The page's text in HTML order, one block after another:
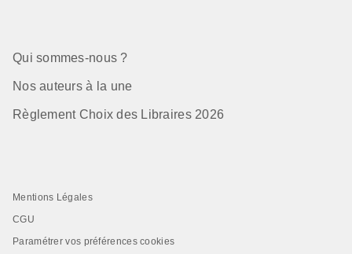
Qui sommes-nous ?
Nos auteurs à la une
Règlement Choix des Libraires 2026
Mentions Légales
CGU
Paramétrer vos préférences cookies